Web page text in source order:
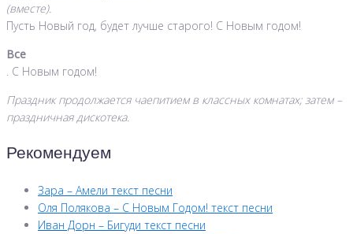
(вместе).
Пусть Новый год, будет лучше старого! С Новым годом!
Все
. С Новым годом!
Праздник продолжается чаепитием в классных комнатах; затем –
праздничная дискотека.
Рекомендуем
Зара – Амели текст песни
Оля Полякова – С Новым Годом! текст песни
Иван Дорн – Бигуди текст песни